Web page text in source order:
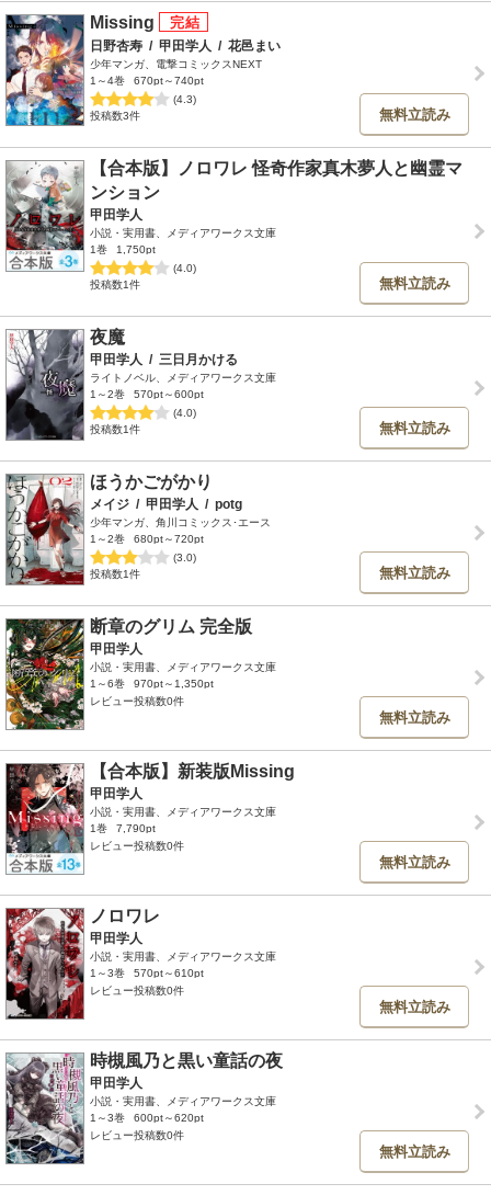
Missing
日野杏寿 / 甲田学人 / 花邑まい
少年マンガ、電撃コミックスNEXT
1～4巻
670pt～740pt
(4.3)
投稿数3件
無料立読み
【合本版】ノロワレ 怪奇作家真木夢人と幽霊マ
ンション
甲田学人
小説・実用書、メディアワークス文庫
1巻
1,750pt
(4.0)
投稿数1件
無料立読み
夜魔
甲田学人 / 三日月かける
ライトノベル、メディアワークス文庫
1～2巻
570pt～600pt
(4.0)
投稿数1件
無料立読み
ほうかごがかり
メイジ / 甲田学人 / potg
少年マンガ、角川コミックス･エース
1～2巻
680pt～720pt
(3.0)
投稿数1件
無料立読み
断章のグリム 完全版
甲田学人
小説・実用書、メディアワークス文庫
1～6巻
970pt～1,350pt
レビュー投稿数0件
無料立読み
【合本版】新装版Missing
甲田学人
小説・実用書、メディアワークス文庫
1巻
7,790pt
レビュー投稿数0件
無料立読み
ノロワレ
甲田学人
小説・実用書、メディアワークス文庫
1～3巻
570pt～610pt
レビュー投稿数0件
無料立読み
時槻風乃と黒い童話の夜
甲田学人
小説・実用書、メディアワークス文庫
1～3巻
600pt～620pt
レビュー投稿数0件
無料立読み